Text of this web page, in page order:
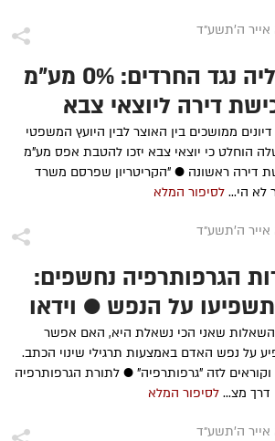
אייר ה׳תשע״ד
אפליה נגד החרדים: 0% מע"מ
דירה ליוצאי צבא
ממושכים בין האוצר לבין היועץ המשפטי
הוחלט כי יוצאי צבא יזכו להטבת אפס מע"מ
דירה ראשונה ● "הקריטריון שפרסם משרד
לא הי... לסיפור המלא
אייר ה׳תשע״ד
הגרפותרפיה נחשפים:
על הנפש ● וידאו
שאני הכי נשאלת היא, האם אפשר
על נפש האדם באמצעות תרגילי שינוי הכתב.
וקוראים לזה "גרפותרפיה" ● לתורת הגרפותרפיה
דרך מצ... לסיפור המלא
אייר ה׳תשע״ד